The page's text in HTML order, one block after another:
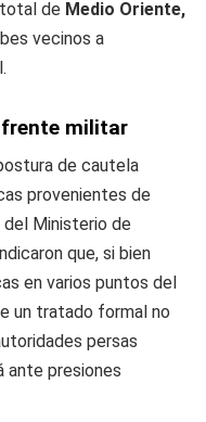
de Medio Oriente,
vecinos a
militar
de cautela
provenientes de
Ministerio de
que, si bien
en varios puntos del
un tratado formal no
persas
ante presiones